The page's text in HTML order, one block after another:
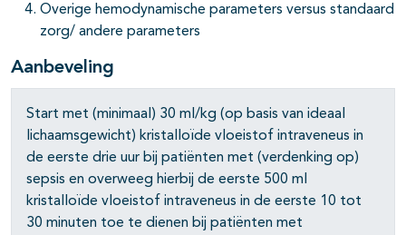
Overige hemodynamische parameters versus standaard
zorg/ andere parameters
Aanbeveling
Start met (minimaal) 30 ml/kg (op basis van ideaal
lichaamsgewicht) kristalloïde vloeistof intraveneus in
de eerste drie uur bij patiënten met (verdenking op)
sepsis en overweeg hierbij de eerste 500 ml
kristalloïde vloeistof intraveneus in de eerste 10 tot
30 minuten toe te dienen bij patiënten met